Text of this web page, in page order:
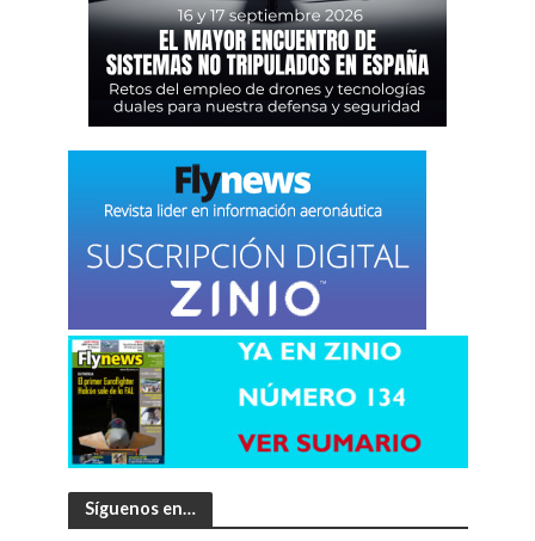
Síguenos en…